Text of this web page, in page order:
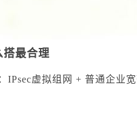
搭最合理
：IPsec虚拟组网 + 普通企业